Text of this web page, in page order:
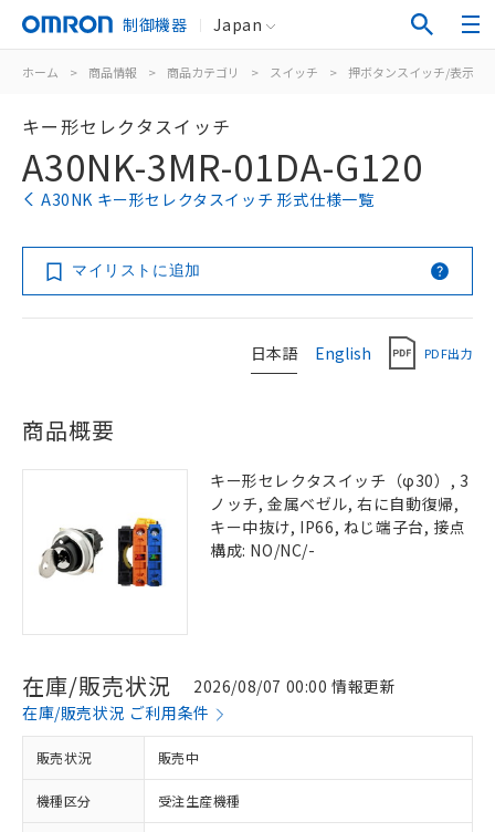
制御機器 Japan
ホーム > 商品情報 > 商品カテゴリ > スイッチ > 押ボタンスイッチ/表示灯
キー形セレクタスイッチ
A30NK-3MR-01DA-G120
A30NK キー形セレクタスイッチ 形式仕様一覧
マイリストに追加
日本語 English PDF出力
商品概要
キー形セレクタスイッチ（φ30）, 3
ノッチ, 金属ベゼル, 右に自動復帰,
キー中抜け, IP66, ねじ端子台, 接点
構成: NO/NC/-
在庫/販売状況
2026/08/07 00:00 情報更新
在庫/販売状況 ご利用条件
販売状況 販売中
機種区分 受注生産機種